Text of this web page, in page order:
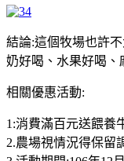
結論:這個牧場也許
奶好喝、水果好喝、
相關優惠活動:
1:消費滿百元送餵養
2.農場視情況得保留